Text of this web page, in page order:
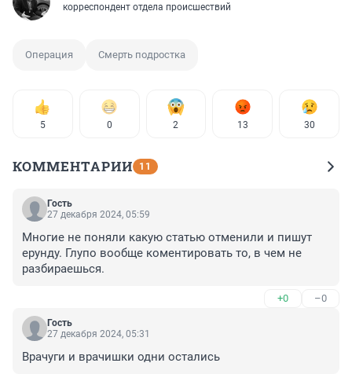
корреспондент отдела происшествий
Операция Смерть подростка
5 0 2 13 30
КОММЕНТАРИИ 11
Гость
27 декабря 2024, 05:59
Многие не поняли какую статью отменили и пишут
ерунду. Глупо вообще коментировать то, в чем не
разбираешься.
+0 –0
Гость
27 декабря 2024, 05:31
Врачуги и врачишки одни остались